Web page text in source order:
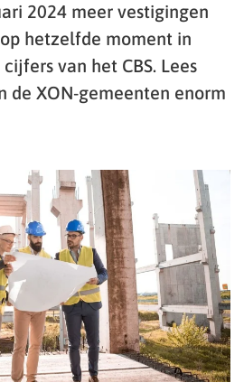
2024 meer vestigingen
hetzelfde moment in
van het CBS. Lees
de XON-gemeenten enorm